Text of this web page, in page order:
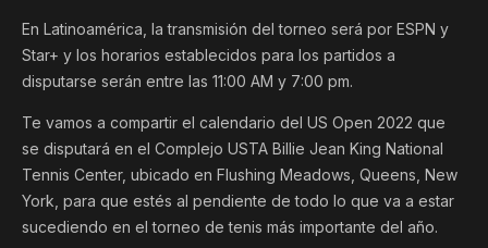
En Latinoamérica, la transmisión del torneo será por ESPN y
Star+ y los horarios establecidos para los partidos a
disputarse serán entre las 11:00 AM y 7:00 pm.
Te vamos a compartir el calendario del US Open 2022 que
se disputará en el Complejo USTA Billie Jean King National
Tennis Center, ubicado en Flushing Meadows, Queens, New
York, para que estés al pendiente de todo lo que va a estar
sucediendo en el torneo de tenis más importante del año.